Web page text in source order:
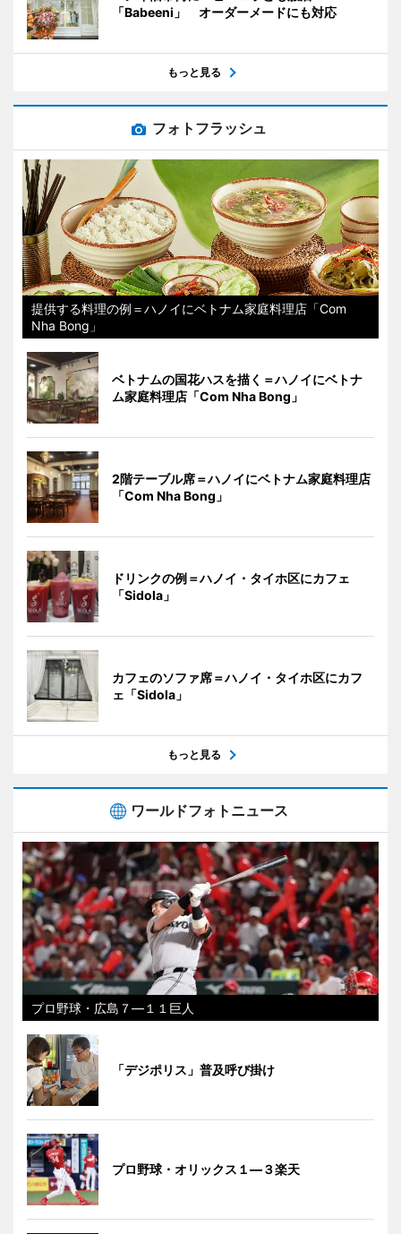
「Babeeni」 オーダーメードにも対応
もっと見る
フォトフラッシュ
提供する料理の例＝ハノイにベトナム家庭料理店「Com
Nha Bong」
ベトナムの国花ハスを描く＝ハノイにベトナ
ム家庭料理店「Com Nha Bong」
2階テーブル席＝ハノイにベトナム家庭料理店
「Com Nha Bong」
ドリンクの例＝ハノイ・タイホ区にカフェ
「Sidola」
カフェのソファ席＝ハノイ・タイホ区にカフ
ェ「Sidola」
もっと見る
ワールドフォトニュース
プロ野球・広島７―１１巨人
「デジポリス」普及呼び掛け
プロ野球・オリックス１―３楽天